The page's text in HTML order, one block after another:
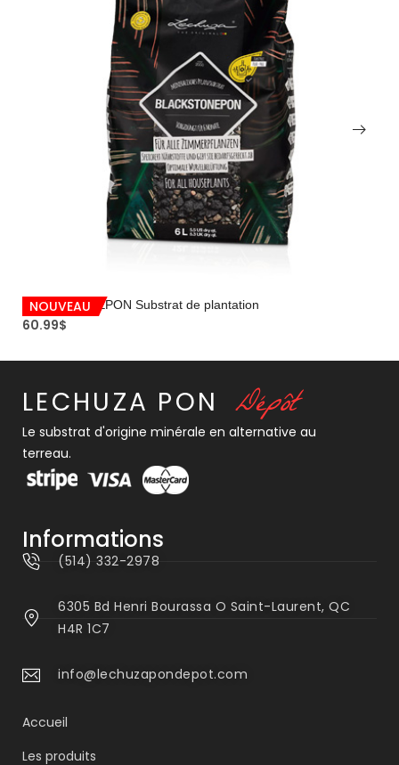
NOUVEAU
BLACKSTONEPON Substrat de plantation
60.99$
LECHUZA PON Dépôt
Le substrat d'origine minérale en alternative au
terreau.
Informations
(514) 332-2978
6305 Bd Henri Bourassa O Saint-Laurent, QC
H4R 1C7
info@lechuzapondepot.com
Accueil
Les produits